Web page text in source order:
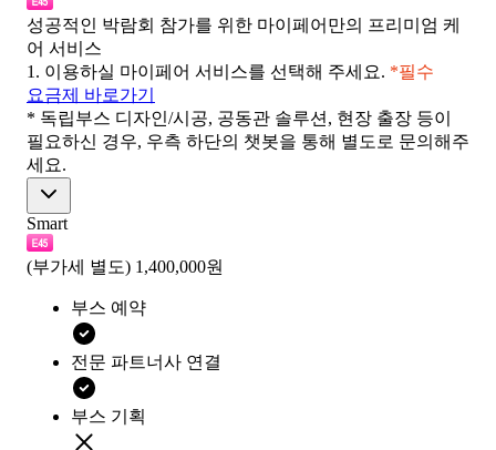
성공적인 박람회 참가를 위한 마이페어만의 프리미엄 케
어 서비스
1. 이용하실 마이페어 서비스를 선택해 주세요. *필수
요금제 바로가기
* 독립부스 디자인/시공, 공동관 솔루션, 현장 출장 등이
필요하신 경우, 우측 하단의 챗봇을 통해 별도로 문의해주
세요.
Smart
(부가세 별도) 1,400,000원
부스 예약
전문 파트너사 연결
부스 기획